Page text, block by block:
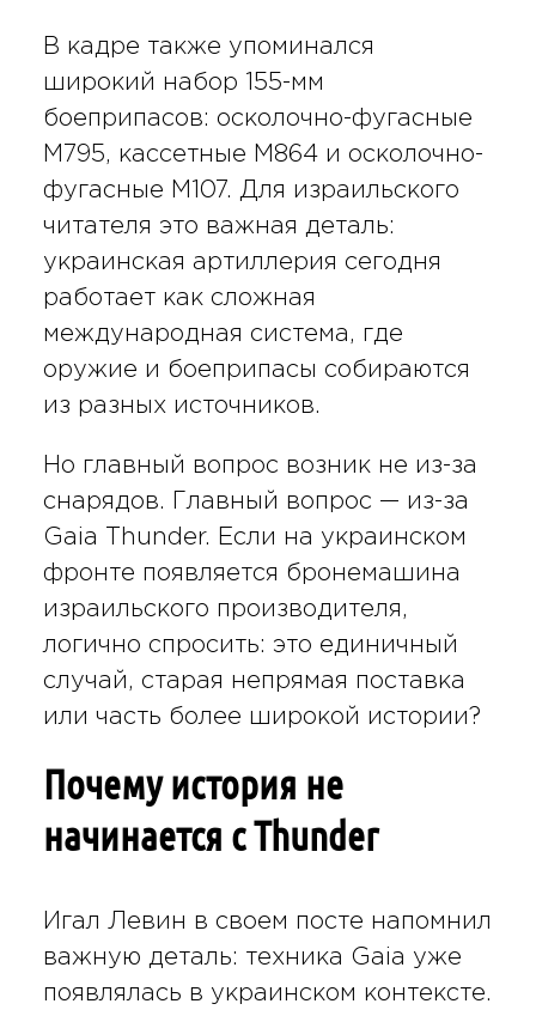
В кадре также упоминался
широкий набор 155-мм
боеприпасов: осколочно-фугасные
M795, кассетные M864 и осколочно-
фугасные M107. Для израильского
читателя это важная деталь:
украинская артиллерия сегодня
работает как сложная
международная система, где
оружие и боеприпасы собираются
из разных источников.
Но главный вопрос возник не из-за
снарядов. Главный вопрос — из-за
Gaia Thunder. Если на украинском
фронте появляется бронемашина
израильского производителя,
логично спросить: это единичный
случай, старая непрямая поставка
или часть более широкой истории?
Почему история не
начинается с Thunder
Игал Левин в своем посте напомнил
важную деталь: техника Gaia уже
появлялась в украинском контексте.